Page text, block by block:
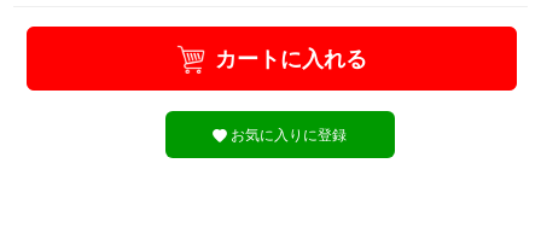
カートに入れる
お気に入りに登録